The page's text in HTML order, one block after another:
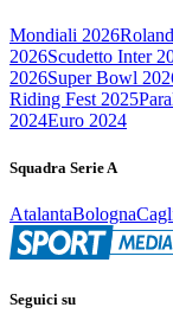
Mondiali 2026
2026Scudetto Inter
2026Super Bowl
Riding Fest 2025
2024Euro 2024
Squadra Serie A
AtalantaBologna
Seguici su